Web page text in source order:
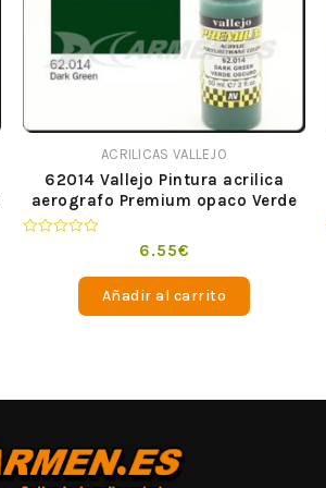
ACRILICAS VALLEJO
62014 Vallejo Pintura acrilica
aerografo Premium opaco Verde
6.55€
Añadir al carrito